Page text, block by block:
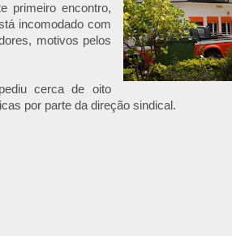
primeiro encontro,
incomodado com
motivos pelos
cerca de oito
por parte da direção sindical.